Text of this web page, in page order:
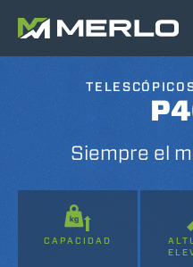
Siempre el
CAPACIDAD